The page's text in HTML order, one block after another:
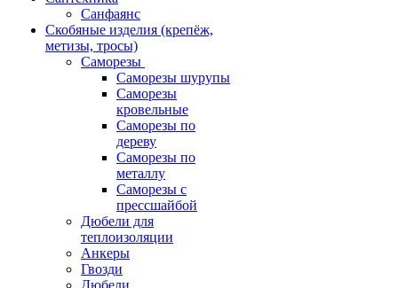
Санфаянс
Скобяные изделия (крепёж,
метизы, тросы)
Саморезы
Саморезы шурупы
Саморезы
кровельные
Саморезы по
дереву
Саморезы по
металлу
Саморезы с
прессшайбой
Дюбели для
теплоизоляции
Анкеры
Гвозди
Дюбели